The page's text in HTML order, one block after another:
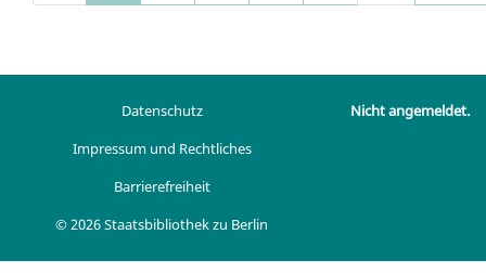
Datenschutz
Impressum und Rechtliches
Barrierefreiheit
© 2026 Staatsbibliothek zu Berlin
Nicht angemeldet.